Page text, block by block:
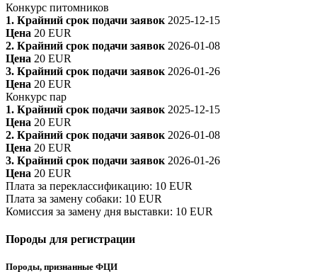
Конкурс питомников
1. Крайний срок подачи заявок 2025-12-15
Цена 20 EUR
2. Крайний срок подачи заявок 2026-01-08
Цена 20 EUR
3. Крайний срок подачи заявок 2026-01-26
Цена 20 EUR
Конкурс пар
1. Крайний срок подачи заявок 2025-12-15
Цена 20 EUR
2. Крайний срок подачи заявок 2026-01-08
Цена 20 EUR
3. Крайний срок подачи заявок 2026-01-26
Цена 20 EUR
Плата за переклассификацию: 10 EUR
Плата за замену собаки: 10 EUR
Комиссия за замену дня выставки: 10 EUR
Породы для регистрации
Породы, признанные ФЦИ